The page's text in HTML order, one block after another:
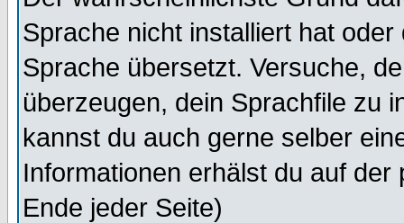
Sprache nicht installiert hat
Sprache übersetzt. Versuche,
überzeugen, dein Sprachfile zu
kannst du auch gerne selber
Informationen erhälst du auf
Ende jeder Seite)